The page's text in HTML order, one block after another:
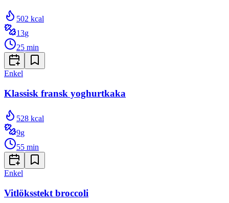
502 kcal
13g
25 min
Enkel
Klassisk fransk yoghurtkaka
528 kcal
9g
55 min
Enkel
Vitlöksstekt broccoli